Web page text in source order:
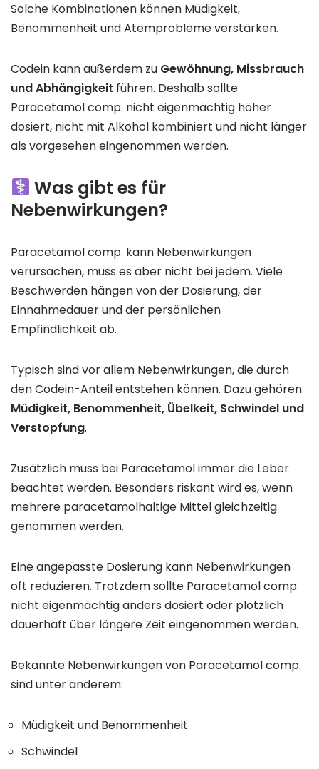
Solche Kombinationen können Müdigkeit,
Benommenheit und Atemprobleme verstärken.
Codein kann außerdem zu Gewöhnung, Missbrauch
und Abhängigkeit führen. Deshalb sollte
Paracetamol comp. nicht eigenmächtig höher
dosiert, nicht mit Alkohol kombiniert und nicht länger
als vorgesehen eingenommen werden.
Was gibt es für
Nebenwirkungen?
Paracetamol comp. kann Nebenwirkungen
verursachen, muss es aber nicht bei jedem. Viele
Beschwerden hängen von der Dosierung, der
Einnahmedauer und der persönlichen
Empfindlichkeit ab.
Typisch sind vor allem Nebenwirkungen, die durch
den Codein-Anteil entstehen können. Dazu gehören
Müdigkeit, Benommenheit, Übelkeit, Schwindel und
Verstopfung.
Zusätzlich muss bei Paracetamol immer die Leber
beachtet werden. Besonders riskant wird es, wenn
mehrere paracetamolhaltige Mittel gleichzeitig
genommen werden.
Eine angepasste Dosierung kann Nebenwirkungen
oft reduzieren. Trotzdem sollte Paracetamol comp.
nicht eigenmächtig anders dosiert oder plötzlich
dauerhaft über längere Zeit eingenommen werden.
Bekannte Nebenwirkungen von Paracetamol comp.
sind unter anderem:
Müdigkeit und Benommenheit
Schwindel